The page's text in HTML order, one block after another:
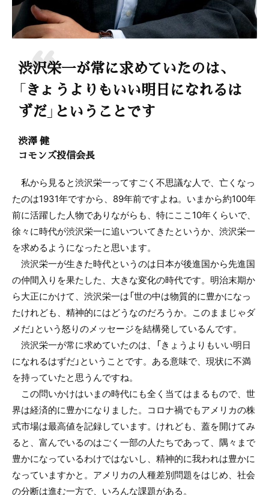
渋沢栄一が常に求めていたのは、
「きょうよりもいい明日になれるは
ずだ」ということです
渋澤 健
コモンズ投信会長
私から見ると渋沢栄一ってすごく不思議な人で、亡くなっ
たのは1931年ですから、89年前ですよね。いまから約100年
前に活躍した人物でありながらも、特にここ10年くらいで、
徐々に時代が渋沢栄一に追いついてきたというか、渋沢栄一
を求めるようになったと思います。
渋沢栄一が生きた時代というのは日本が後進国から先進国
の仲間入りを果たした、大きな変化の時代です。明治末期か
ら大正にかけて、渋沢栄一は「世の中は物質的に豊かになっ
たけれども、精神的にはどうなのだろうか。このままじゃダ
メだ」という怒りのメッセージを結構発しているんです。
渋沢栄一が常に求めていたのは、「きょうよりもいい明日
になれるはずだ」ということです。ある意味で、現状に不満
を持っていたと思うんですね。
この問いかけはいまの時代にも全く当てはまるもので、世
界は経済的に豊かになりました。コロナ禍でもアメリカの株
式市場は最高値を記録しています。けれども、蓋を開けてみ
ると、富んでいるのはごく一部の人たちであって、隅々まで
豊かになっているわけではないし、精神的に我われは豊かに
なっていますかと。アメリカの人種差別問題をはじめ、社会
の分断は進む一方で、いろんな課題がある。